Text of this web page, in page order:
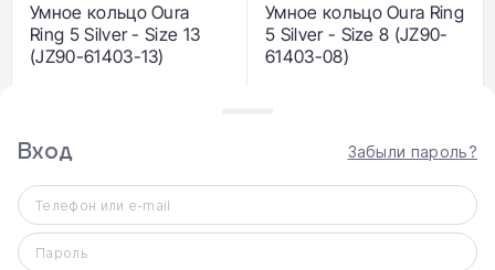
Умное кольцо Oura
Ring 5 Silver - Size 13
(JZ90-61403-13)
Умное кольцо Oura Ring
5 Silver - Size 8 (JZ90-
61403-08)
Вход Забыли пароль?
Телефон или e-mail
Пароль